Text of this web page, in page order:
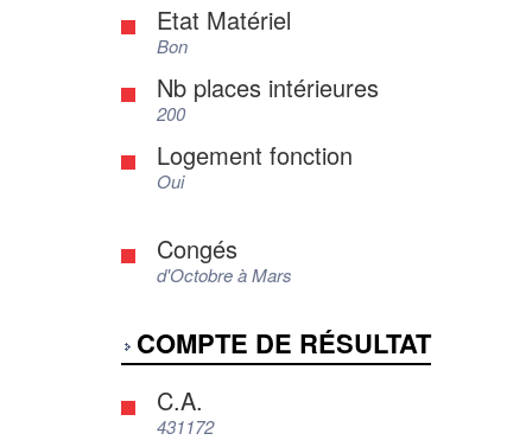
Etat Matériel
Bon
Nb places intérieures
200
Logement fonction
Oui
Congés
d'Octobre à Mars
COMPTE DE RÉSULTAT
C.A.
431172